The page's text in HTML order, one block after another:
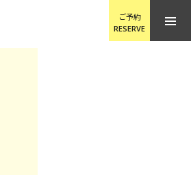
ご予約
RESERVE